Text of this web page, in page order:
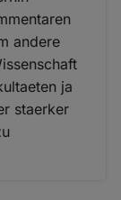
andere
ja
staerker